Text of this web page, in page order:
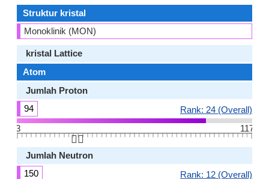
Struktur kristal
Monoklinik (MON)
kristal Lattice
Atom
Jumlah Proton
94
Rank: 24 (Overall)
3
117
👆🏻
Jumlah Neutron
150
Rank: 12 (Overall)